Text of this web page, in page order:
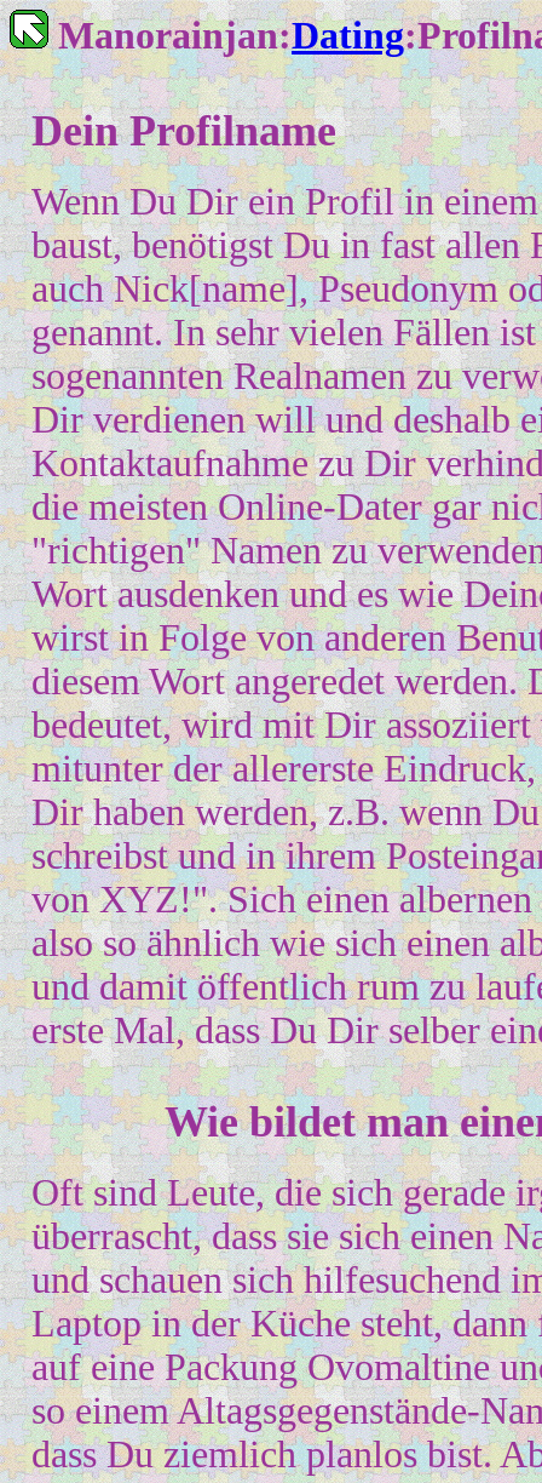
Manorainjan:Dating:
Dein Profilname
Wenn Du Dir ein Profil in
baust, benötigst Du in fast allen
auch Nick[name], Pseudonym
genannt. In sehr vielen Fällen
sogenannten Realnamen zu
Dir verdienen will und deshalb
Kontaktaufnahme zu Dir
die meisten Online-Dater gar
"richtigen" Namen zu
Wort ausdenken und es wie
wirst in Folge von anderen
diesem Wort angeredet werden.
bedeutet, wird mit Dir assoziiert
mitunter der allererste
Dir haben werden, z.B. wenn
schreibst und in ihrem
von XYZ!". Sich einen albernen
also so ähnlich wie sich einen
und damit öffentlich rum zu
erste Mal, dass Du Dir selber
Wie bildet man
Oft sind Leute, die sichgerade
überrascht, dass sie sich einen
und schauen sich hilfesuchend
Laptop in der Küche steht,
auf eine Packung Ovomaltine
so einem Altagsgegenstände-
dass Du ziemlich planlos bist.A